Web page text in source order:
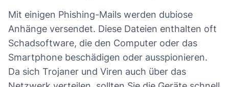
Mit einigen Phishing-Mails werden dubiose
Anhänge versendet. Diese Dateien enthalten oft
Schadsoftware, die den Computer oder das
Smartphone beschädigen oder ausspionieren.
Da sich Trojaner und Viren auch über das